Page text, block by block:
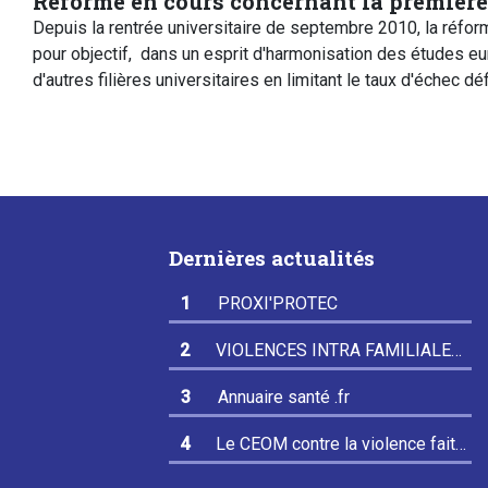
Depuis la rentrée universitaire de septembre 2010, la
pour objectif, dans un esprit d'harmonisation des études
d'autres filières universitaires en limitant le taux d'échec
Dernières actualités
PROXI'PROTEC
VIOLENCES INTRA FAMILIALES
(VIF)
Annuaire santé .fr
Le CEOM contre la violence faite
aux médecins